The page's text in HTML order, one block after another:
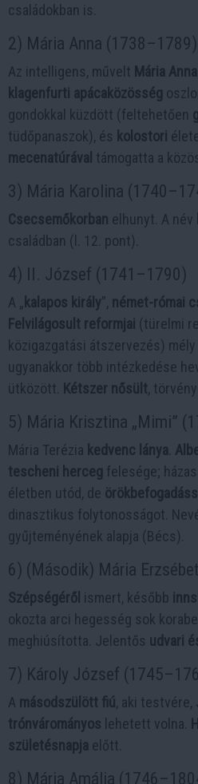
családokban is.
2) Mária Anna (1738–1789)
Az intelligens, művelt Mária Anna
klagenfurti apácaközösség
gondokkal küzdött (feltehetően
tüdőpanaszok), és kolostori
mecenatúrával támogatta a
3) Mária Karolina
Csecsemőkorban elhunyt. A név
családban (l. 12. pont).
4) II. József (1741–1790)
A „ kalapos király”, német-római
Felvilágosult reformjai (türelmi
közigazgatási átszervezés)
ugyanakkor több intézkedése
ütközött. Kétszer nősült,
5) Mária Krisztina „Mimi”
Mária Terézia kedvenc lánya
tescheni herceg felesége;
életben utód, de
dinasztikus folytonosságot.
gyűjteményének alapja (Bécs).
6) (Második) Mária
Szépségéről ismert, később
okozta arci hegesség sok
meghiúsította. Jelentős udvari
7) Károly József
A másodszülött fiú, aki
trónvárományos lehetett volna.
születésnapja előtt.
8) Mária Amália